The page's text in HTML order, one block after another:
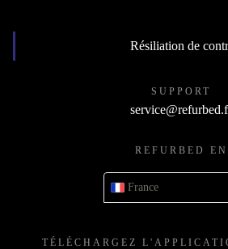
Résiliation de
SUPPORT
REFURBED EN
France
TÉLÉCHARGEZ